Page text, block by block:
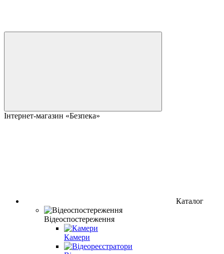
Інтернет-магазин «Безпека»
Каталог
Відеоспостереження
Камери